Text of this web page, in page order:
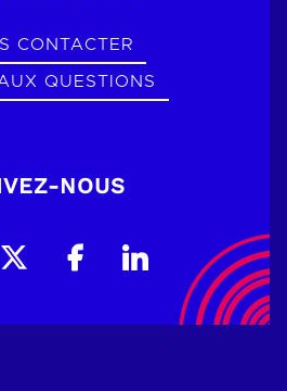
CONTACTER
QUESTIONS
NOUS